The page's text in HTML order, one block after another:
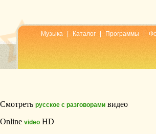
Музыка Каталог Программы
Смотреть русское с разговорами видео
Online video HD